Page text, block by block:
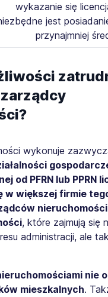
wykazanie się
jest
przynajmniej
wykonuje
od PFRN lub PPRN
w większej firmie
, które zajmują się
administracji, ale
nie
mieszkalnych.